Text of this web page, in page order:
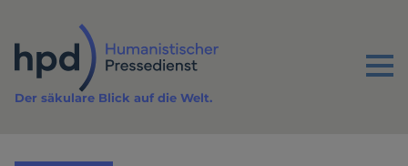
Inhalt
Menu
Der säkulare Blick auf die Welt.